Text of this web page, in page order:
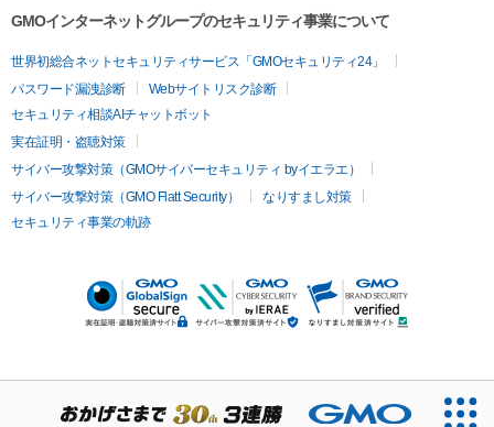
GMOインターネットグループのセキュリティ事業について
世界初総合ネットセキュリティサービス「GMOセキュリティ24」
パスワード漏洩診断
Webサイトリスク診断
セキュリティ相談AIチャットボット
実在証明・盗聴対策
サイバー攻撃対策（GMOサイバーセキュリティ byイエラエ）
サイバー攻撃対策（GMO Flatt Security）
なりすまし対策
セキュリティ事業の軌跡